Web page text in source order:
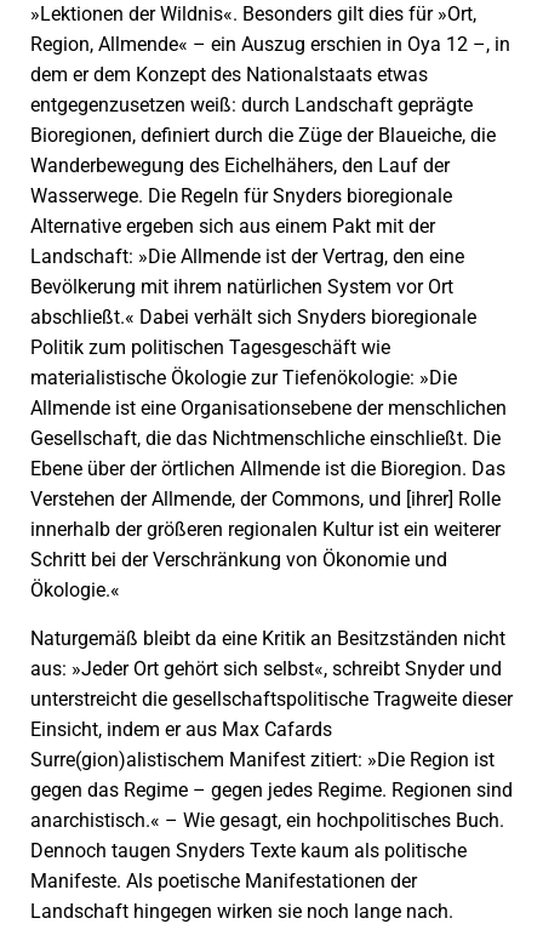
»Lektionen der Wildnis«. Besonders gilt dies für »Ort,
Region, Allmende« – ein Auszug erschien in Oya 12 –, in
dem er dem Konzept des Nationalstaats etwas
entgegenzusetzen weiß: durch Landschaft geprägte
Bioregionen, definiert durch die Züge der Blaueiche, die
Wanderbewegung des Eichel­hähers, den Lauf der
Wasserwege. Die Regeln für Snyders bioregionale
Alternative ergeben sich aus einem Pakt mit der
Landschaft: »Die Allmende ist der Vertrag, den eine
Bevölkerung mit ihrem natürlichen System vor Ort
abschließt.« Dabei verhält sich Snyders bioregionale
Politik zum politischen Tagesgeschäft wie
materialistische Ökologie zur Tiefenökologie: »Die
Allmende ist eine Organisationsebene der menschlichen
Gesellschaft, die das Nichtmenschliche einschließt. Die
Ebene über der örtlichen Allmende ist die Bioregion. Das
Verstehen der Allmende, der Commons, und [ihrer] Rolle
innerhalb der größeren regionalen Kultur ist ein weiterer
Schritt bei der Verschränkung von Ökonomie und
Ökologie.«
Naturgemäß bleibt da eine Kritik an Besitzständen nicht
aus: »Jeder Ort gehört sich selbst«, schreibt Snyder und
unterstreicht die gesellschaftspolitische Tragweite dieser
Einsicht, indem er aus Max Cafards
Surre(gion)alistischem Manifest zitiert: »Die Region ist
gegen das Regime – gegen jedes Regime. Regionen sind
anarchistisch.« – Wie gesagt, ein hochpolitisches Buch.
Dennoch taugen Snyders Texte kaum als politische
Manifeste. Als poetische Manifestationen der
Landschaft hingegen wirken sie noch lange nach.